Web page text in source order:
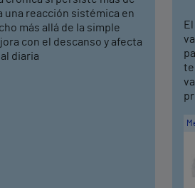
una reacción sistémica en
más allá de la simple
con el descanso y afecta
diaria